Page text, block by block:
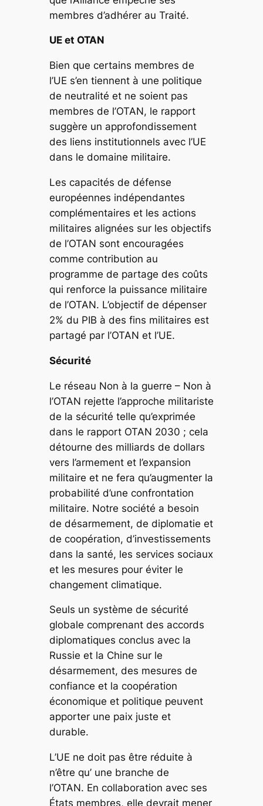
membres d’adhérer au Traité.
UE et OTAN
Bien que certains membres de
l’UE s’en tiennent à une politique
de neutralité et ne soient pas
membres de l’OTAN, le rapport
suggère un approfondissement
des liens institutionnels avec l’UE
dans le domaine militaire.
Les capacités de défense
européennes indépendantes
complémentaires et les actions
militaires alignées sur les objectifs
de l’OTAN sont encouragées
comme contribution au
programme de partage des coûts
qui renforce la puissance militaire
de l’OTAN. L’objectif de dépenser
2% du PIB à des fins militaires est
partagé par l’OTAN et l’UE.
Sécurité
Le réseau Non à la guerre – Non à
l’OTAN rejette l’approche militariste
de la sécurité telle qu’exprimée
dans le rapport OTAN 2030 ; cela
détourne des milliards de dollars
vers l’armement et l’expansion
militaire et ne fera qu’augmenter la
probabilité d’une confrontation
militaire. Notre société a besoin
de désarmement, de diplomatie et
de coopération, d’investissements
dans la santé, les services sociaux
et les mesures pour éviter le
changement climatique.
Seuls un système de sécurité
globale comprenant des accords
diplomatiques conclus avec la
Russie et la Chine sur le
désarmement, des mesures de
confiance et la coopération
économique et politique peuvent
apporter une paix juste et
durable.
L’UE ne doit pas être réduite à
n’être qu’ une branche de
l’OTAN. En collaboration avec ses
États membres, elle devrait mener